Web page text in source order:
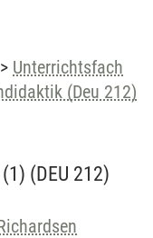
Unterrichtsfach
(Deu 212)
(1) (DEU 212)